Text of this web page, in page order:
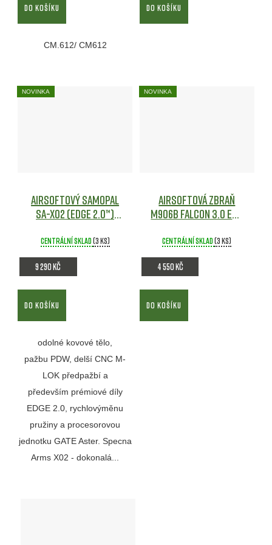
DO KOŠÍKU
CM.612/ CM612
DO KOŠÍKU
NOVINKA
Airsoftový samopal
SA-X02 (EDGE 2.0™)
Airsoft
Centrální sklad(3 ks)
9 290 Kč
DO KOŠÍKU
odolné kovové tělo,
pažbu PDW, delší CNC M-
LOK předpažbí a
především prémiové díly
EDGE 2.0, rychlovýměnu
pružiny a procesorovou
jednotku GATE Aster. Specna
Arms X02 - dokonalá...
NOVINKA
Airsoftová zbraň
M906B Falcon 3.0 ETU
Centrální sklad(3 ks)
4 550 Kč
DO KOŠÍKU